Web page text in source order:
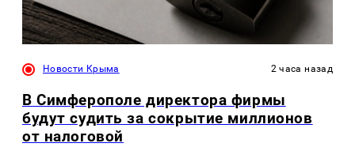
Новости Крыма 2 часа назад
В Симферополе директора фирмы
будут судить за сокрытие миллионов
от налоговой